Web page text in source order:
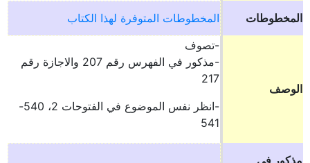
المخطوطات المخطوطات المتوفرة لهذا الكتاب
الوصف
-تصوف
-مذكور في الفهرس رقم 207 والاجازة رقم
217
-انظر نفس الموضوع في الفتوحات 2، 540-
541